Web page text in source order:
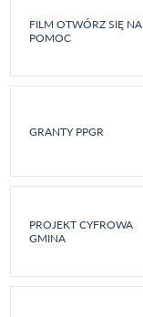
FILM OTWÓRZ SIĘ NA
POMOC
GRANTY PPGR
PROJEKT CYFROWA
GMINA